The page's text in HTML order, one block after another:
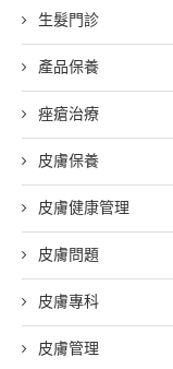
生髮門診
產品保養
痤瘡治療
皮膚保養
皮膚健康管理
皮膚問題
皮膚專科
皮膚管理